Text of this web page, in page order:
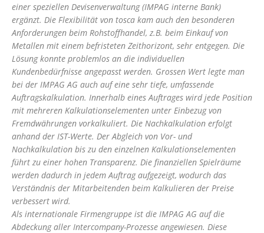
einer speziellen Devisenverwaltung (IMPAG interne Bank)
ergänzt. Die Flexibilität von tosca kam auch den besonderen
Anforderungen beim Rohstoffhandel, z.B. beim Einkauf von
Metallen mit einem befristeten Zeithorizont, sehr entgegen. Die
Lösung konnte problemlos an die individuellen
Kundenbedürfnisse angepasst werden. Grossen Wert legte man
bei der IMPAG AG auch auf eine sehr tiefe, umfassende
Auftragskalkulation. Innerhalb eines Auftrages wird jede Position
mit mehreren Kalkulationselementen unter Einbezug von
Fremdwährungen vorkalkuliert. Die Nachkalkulation erfolgt
anhand der IST-Werte. Der Abgleich von Vor- und
Nachkalkulation bis zu den einzelnen Kalkulationselementen
führt zu einer hohen Transparenz. Die finanziellen Spielräume
werden dadurch in jedem Auftrag aufgezeigt, wodurch das
Verständnis der Mitarbeitenden beim Kalkulieren der Preise
verbessert wird.
Als internationale Firmengruppe ist die IMPAG AG auf die
Abdeckung aller Intercompany-Prozesse angewiesen. Diese